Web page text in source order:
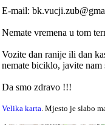
E-mail:
Nemate vremena u tom
Vozite dan ranije ili dan
nemate biciklo, javite nam
Da smo zdravo !!!
Velika karta . Mjesto je slabo